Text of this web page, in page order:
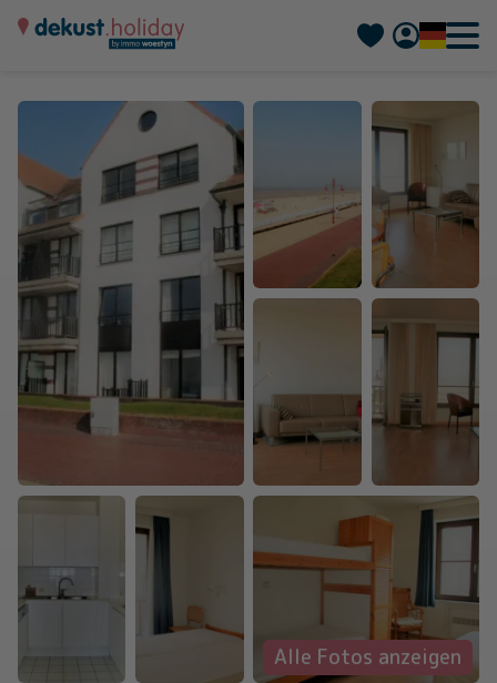
Français
Alle Fotos anzeigen